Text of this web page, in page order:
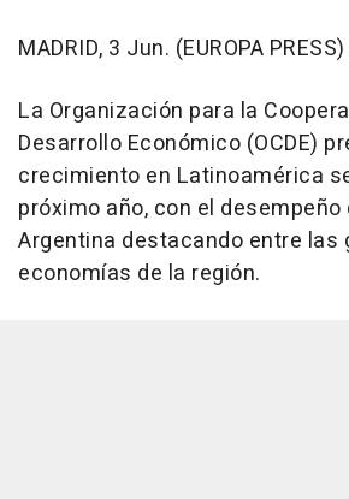
MADRID, 3 Jun. (EUROPA
La Organización para la
Desarrollo Económico (OCDE)
crecimiento en Latinoamérica
próximo año, con el desempeño
Argentina destacando entre las
economías de la región.